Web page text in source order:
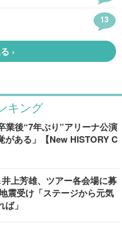
キング
業後“7年ぶり”アリーナ公演
がある」【New HISTORY C
上芳雄、ツアー各会場に募
震受け「ステージから元気
」